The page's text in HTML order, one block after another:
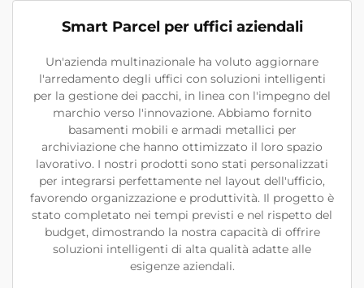
Smart Parcel per uffici aziendali
Un'azienda multinazionale ha voluto aggiornare
l'arredamento degli uffici con soluzioni intelligenti
per la gestione dei pacchi, in linea con l'impegno del
marchio verso l'innovazione. Abbiamo fornito
basamenti mobili e armadi metallici per
archiviazione che hanno ottimizzato il loro spazio
lavorativo. I nostri prodotti sono stati personalizzati
per integrarsi perfettamente nel layout dell'ufficio,
favorendo organizzazione e produttività. Il progetto è
stato completato nei tempi previsti e nel rispetto del
budget, dimostrando la nostra capacità di offrire
soluzioni intelligenti di alta qualità adatte alle
esigenze aziendali.